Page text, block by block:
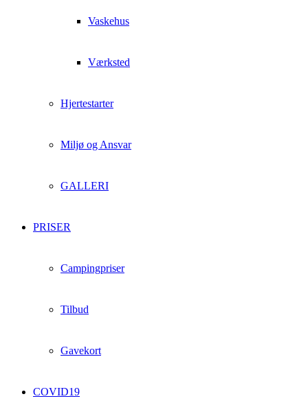
Vaskehus
Værksted
Hjertestarter
Miljø og Ansvar
GALLERI
PRISER
Campingpriser
Tilbud
Gavekort
COVID19